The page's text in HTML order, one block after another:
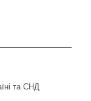
та СНД